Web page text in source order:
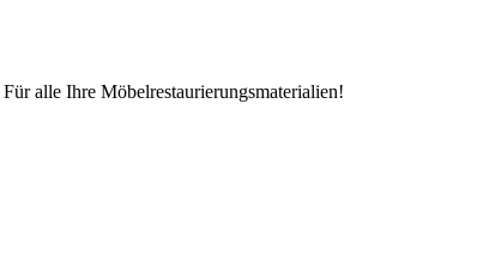
Für alle Ihre Möbelrestaurierungsmaterialien!